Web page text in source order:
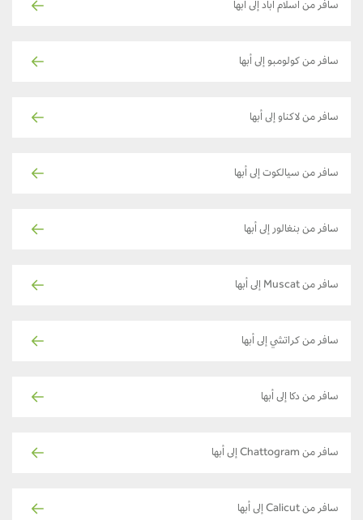
سافر من اسلام آباد إلى أبها
سافر من كولومبو إلى أبها
سافر من لاكناو إلى أبها
سافر من سيالكوت إلى أبها
سافر من بنغالور إلى أبها
سافر من Muscat إلى أبها
سافر من كراتشي إلى أبها
سافر من دكا إلى أبها
سافر من Chattogram إلى أبها
سافر من Calicut إلى أبها